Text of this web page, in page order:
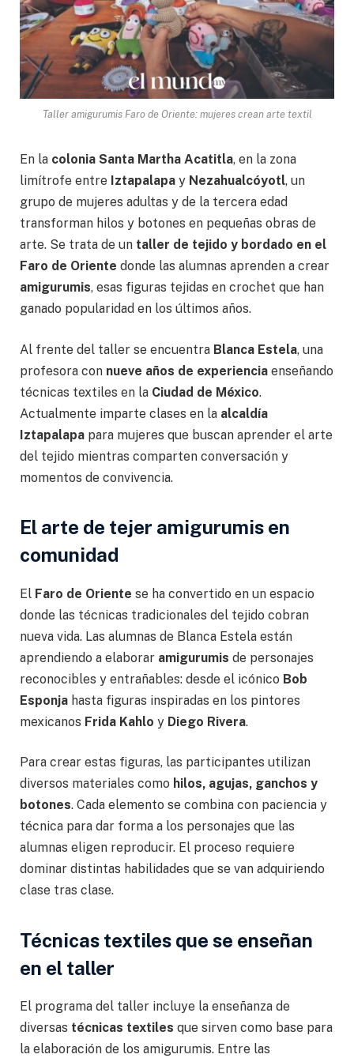
Taller amigurumis Faro de Oriente: mujeres crean arte textil
En la colonia Santa Martha Acatitla, en la zona
limítrofe entre Iztapalapa y Nezahualcóyotl, un
grupo de mujeres adultas y de la tercera edad
transforman hilos y botones en pequeñas obras de
arte. Se trata de un taller de tejido y bordado en el
Faro de Oriente donde las alumnas aprenden a crear
amigurumis, esas figuras tejidas en crochet que han
ganado popularidad en los últimos años.
Al frente del taller se encuentra Blanca Estela, una
profesora con nueve años de experiencia enseñando
técnicas textiles en la Ciudad de México.
Actualmente imparte clases en la alcaldía
Iztapalapa para mujeres que buscan aprender el arte
del tejido mientras comparten conversación y
momentos de convivencia.
El arte de tejer amigurumis en
comunidad
El Faro de Oriente se ha convertido en un espacio
donde las técnicas tradicionales del tejido cobran
nueva vida. Las alumnas de Blanca Estela están
aprendiendo a elaborar amigurumis de personajes
reconocibles y entrañables: desde el icónico Bob
Esponja hasta figuras inspiradas en los pintores
mexicanos Frida Kahlo y Diego Rivera.
Para crear estas figuras, las participantes utilizan
diversos materiales como hilos, agujas, ganchos y
botones. Cada elemento se combina con paciencia y
técnica para dar forma a los personajes que las
alumnas eligen reproducir. El proceso requiere
dominar distintas habilidades que se van adquiriendo
clase tras clase.
Técnicas textiles que se enseñan
en el taller
El programa del taller incluye la enseñanza de
diversas técnicas textiles que sirven como base para
la elaboración de los amigurumis. Entre las